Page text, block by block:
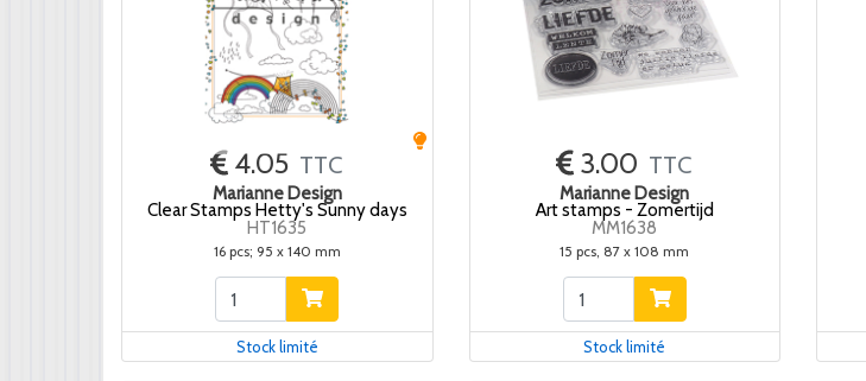
4.05 TTC
Marianne Design
Clear Stamps Hetty's Sunny days
HT1635
16 pcs; 95 x 140 mm
Stock limité
3.00 TTC
Marianne Design
Art stamps - Zomertijd
MM1638
15 pcs, 87 x 108 mm
Stock limité